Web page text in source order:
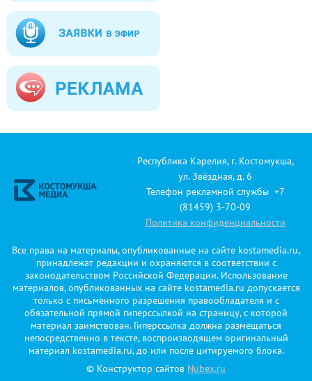
Республика Карелия, г. Костомукша,
ул. Звёздная, д. 6
Телефон рекламной службы +7
(81459) 3-70-09
Политика конфиденциальности
Все права на материалы, опубликованные на сайте kostamedia.ru,
принадлежат редакции и охраняются в соответствии с
законодательством Российской Федерации. Использование
материалов, опубликованных на сайте kostamedia.ru допускается
только с письменного разрешения правообладателя и с
обязательной прямой гиперссылкой на страницу, с которой
материал заимствован. Гиперссылка должна размещаться
непосредственно в тексте, воспроизводящем оригинальный
материал kostamedia.ru, до или после цитируемого блока.
© Конструктор сайтов Nubex.ru